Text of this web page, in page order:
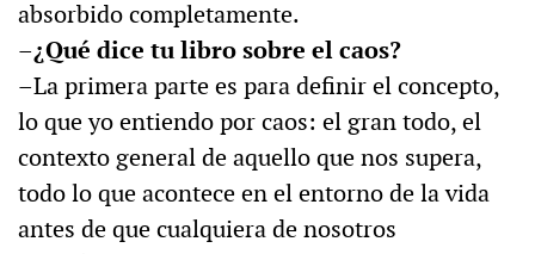
absorbido completamente.
–¿Qué dice tu libro sobre el caos?
–La primera parte es para definir el concepto,
lo que yo entiendo por caos: el gran todo, el
contexto general de aquello que nos supera,
todo lo que acontece en el entorno de la vida
antes de que cualquiera de nosotros